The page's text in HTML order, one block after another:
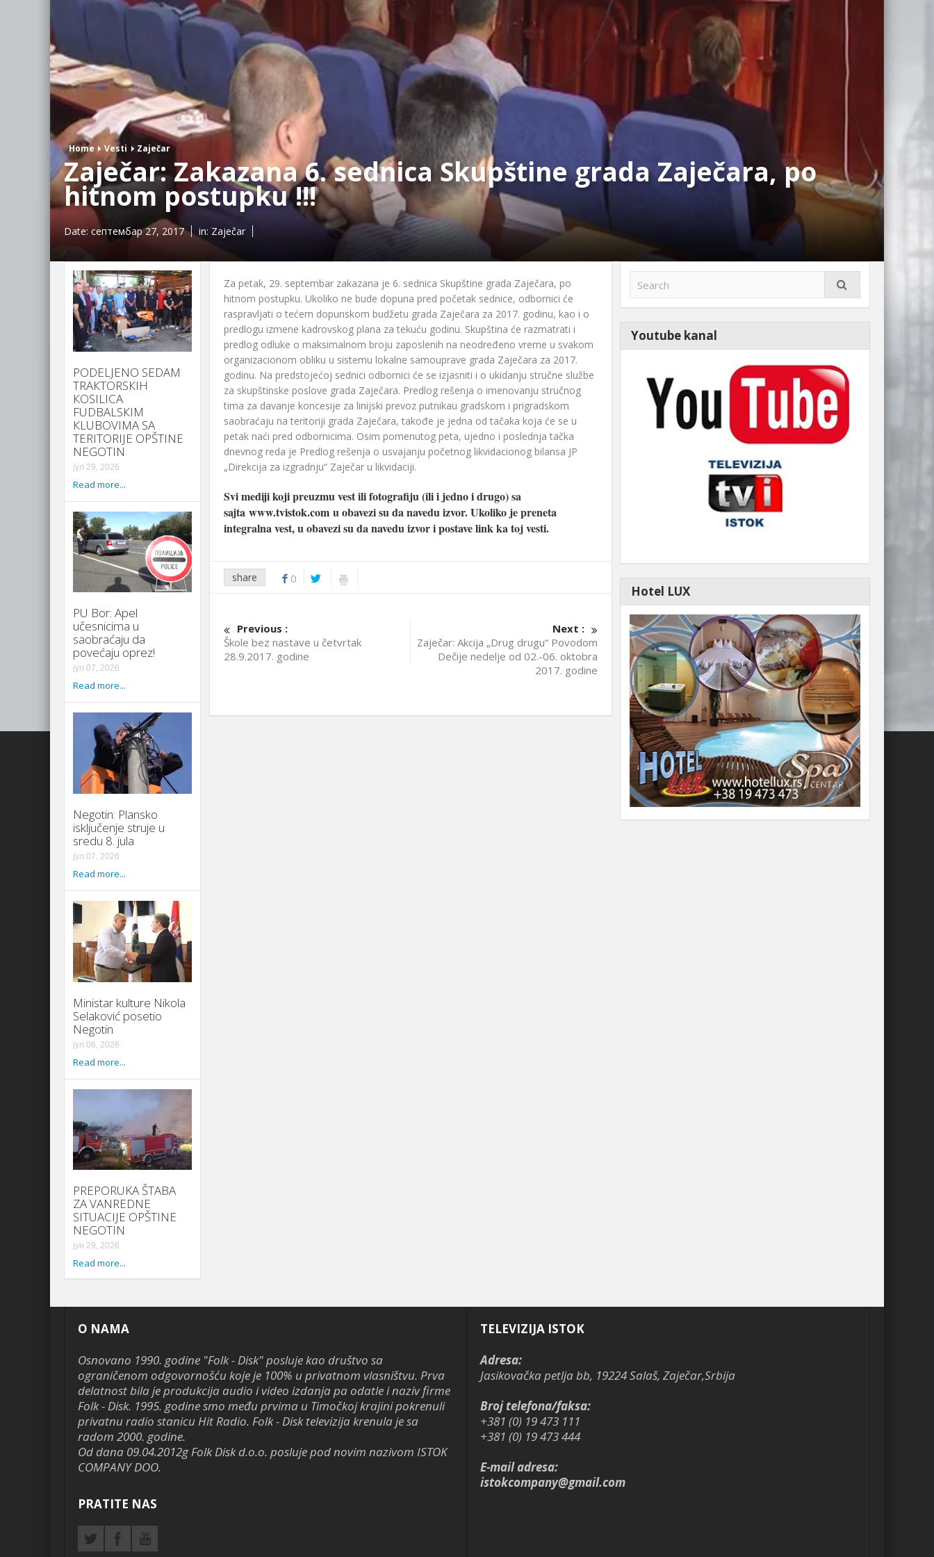
Home Vesti Zaječar
Zaječar: Zakazana 6. sednica Skupštine grada Zaječara, po
hitnom postupku !!!
Date: септембар 27, 2017 in: Zaječar
PODELJENO SEDAM
TRAКTORSКIH
КOSILICA
FUDBALSКIM
КLUBOVIMA SA
TERITORIJE OPŠTINE
NEGOTIN
јул 29, 2026
Read more...
PU Bor: Apel
učesnicima u
saobraćaju da
povećaju oprez!
јул 07, 2026
Read more...
Negotin: Plansko
isključenje struje u
sredu 8. jula
јул 07, 2026
Read more...
Ministar kulture Nikola
Selaković posetio
Negotin
јул 06, 2026
Read more...
PREPORUKA ŠTABA
ZA VANREDNE
SITUACIJE OPŠTINE
NEGOTIN
јун 29, 2026
Read more...
Za petak, 29. septembar zakazana je 6. sednica Skupštine grada Zaječara, po
hitnom postupku. Ukoliko ne bude dopuna pred početak sednice, odbornici će
raspravljati o tećem dopunskom budžetu grada Zaječara za 2017. godinu, kao i o
predlogu izmene kadrovskog plana za tekuću godinu. Skupština će razmatrati i
predlog odluke o maksimalnom broju zaposlenih na neodređeno vreme u svakom
organizacionom obliku u sistemu lokalne samouprave grada Zaječara za 2017.
godinu. Na predstojećoj sednici odbornici će se izjasniti i o ukidanju stručne službe
za skupštinske poslove grada Zaječara. Predlog rešenja o imenovanju stručnog
tima za davanje koncesije za linijski prevoz putnikau gradskom i prigradskom
saobraćaju na teritoriji grada Zaječara, takođe je jedna od tačaka koja će se u
petak naći pred odbornicima. Osim pomenutog peta, ujedno i poslednja tačka
dnevnog reda je Predlog rešenja o usvajanju početnog likvidacionog bilansa JP
„Direkcija za izgradnju“ Zaječar u likvidaciji.
Svi mediji koji preuzmu vest ili fotografiju (ili i jedno i drugo) sa
sajta www.tvistok.comu obavezi su da navedu izvor. Ukoliko je preneta
integralna vest, u obavezi su da navedu izvor i postave link ka toj vesti.
share 0
Previous :
Škole bez nastave u četvrtak
28.9.2017. godine
Next :
Zaječar: Akcija „Drug drugu“ Povodom
Dečije nedelje od 02.-06. oktobra
2017. godine
Youtube kanal
Hotel LUX
O NAMA
Osnovano 1990. godine "Folk - Disk" posluje kao društvo sa
ograničenom odgovornošću koje je 100% u privatnom vlasništvu. Prva
delatnost bila je produkcija audio i video izdanja pa odatle i naziv firme
Folk - Disk. 1995. godine smo među prvima u Timočkoj krajini pokrenuli
privatnu radio stanicu Hit Radio. Folk - Disk televizija krenula je sa
radom 2000. godine.
Od dana 09.04.2012g Folk Disk d.o.o. posluje pod novim nazivom ISTOK
COMPANY DOO.
PRATITE NAS
TELEVIZIJA ISTOK
Adresa:
Jasikovačka petlja bb, 19224 Salaš, Zaječar,Srbija
Broj telefona/faksa:
+381 (0) 19 473 111
+381 (0) 19 473 444
E-mail adresa:
istokcompany@gmail.com